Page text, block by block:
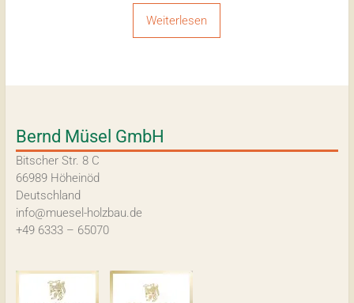
Weiterlesen
Bernd Müsel GmbH
Bitscher Str. 8 C
66989 Höheinöd
Deutschland
info@muesel-holzbau.de
+49 6333 – 65070